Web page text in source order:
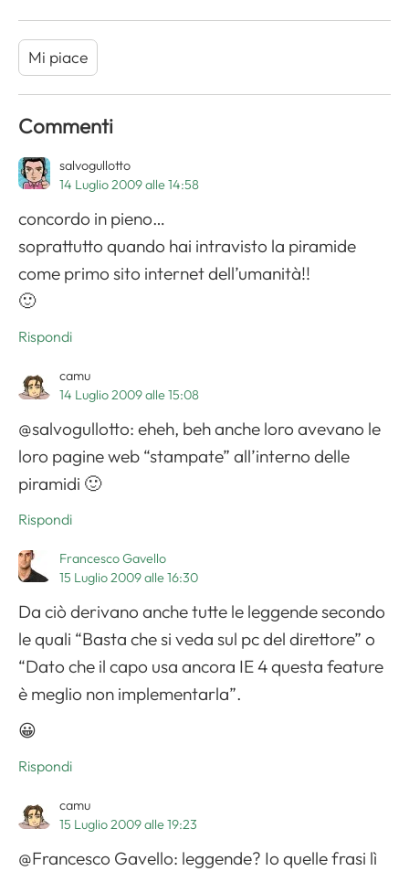
Mi piace
Commenti
salvogullotto
14 Luglio 2009 alle 14:58
concordo in pieno…
soprattutto quando hai intravisto la piramide
come primo sito internet dell’umanità!!
🙂
Rispondi
camu
14 Luglio 2009 alle 15:08
@salvogullotto: eheh, beh anche loro avevano le
loro pagine web “stampate” all’interno delle
piramidi 🙂
Rispondi
Francesco Gavello
15 Luglio 2009 alle 16:30
Da ciò derivano anche tutte le leggende secondo
le quali “Basta che si veda sul pc del direttore” o
“Dato che il capo usa ancora IE 4 questa feature
è meglio non implementarla”.
😀
Rispondi
camu
15 Luglio 2009 alle 19:23
@Francesco Gavello: leggende? Io quelle frasi lì